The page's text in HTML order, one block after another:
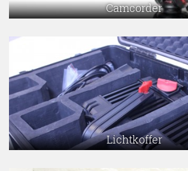
Camcorder
Lichtkoffer